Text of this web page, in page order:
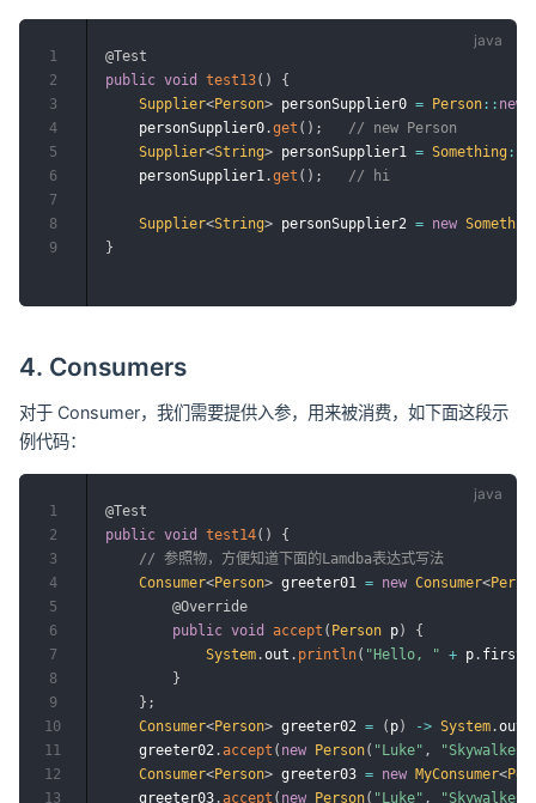
@Test
public void test13( )
{
Supplier<Person> personSupplier0 = Person :: new
    personSupplier0
.get ( ) ;
// new Person
Supplier<String> personSupplier1 = Something ::
    personSupplier1
.get ( ) ; // hi
Supplier<String> personSupplier2 = new
}
1
2
3
4
5
6
7
8
9
4. Consumers
对于 Consumer，我们需要提供入参，用来被消费，如下面这段示
例代码：
@Test
public void test14( )
{
// 参照物，方便知道下面的Lamdba表达式写法
Consumer<Person> greeter01 = new Consumer<
@Override
public void accept ( Person p)
{
System .out . println( "Hello, " + p .
}
} ;
Consumer<Person> greeter02 = ( p) -> System .out
    greeter02
.accept ( new Person( "Luke" , "Skywalker"
Consumer<Person> greeter03 = new MyConsumer<
    greeter03
.accept ( new Person( "Luke" , "Skywalker"
1
2
3
4
5
6
7
8
9
10
11
12
13